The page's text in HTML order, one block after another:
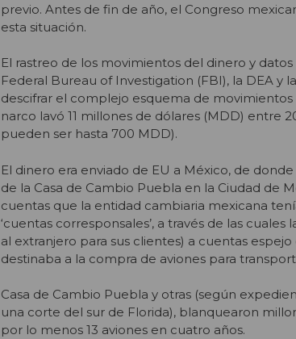
previo. Antes de fin de año, el Congreso
esta situación.
El rastreo de los movimientos del dinero y
Federal Bureau of Investigation (FBI), la DEA y
descifrar el complejo esquema de
narco lavó 11 millones de dólares (MDD) entre
pueden ser hasta 700 MDD).
El dinero era enviado de EU a México, de
de la Casa de Cambio Puebla en la Ciudad de
cuentas que la entidad cambiaria mexicana
‘cuentas corresponsales’, a través de las
al extranjero para sus clientes) a cuentas
destinaba a la compra de aviones para
Casa de Cambio Puebla y otras (según
una corte del sur de Florida), blanquearon
por lo menos 13 aviones en cuatro años.